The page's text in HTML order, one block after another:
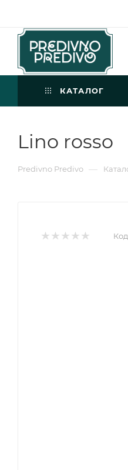
КАТАЛОГ
Lino rosso
Predivno Predivo —